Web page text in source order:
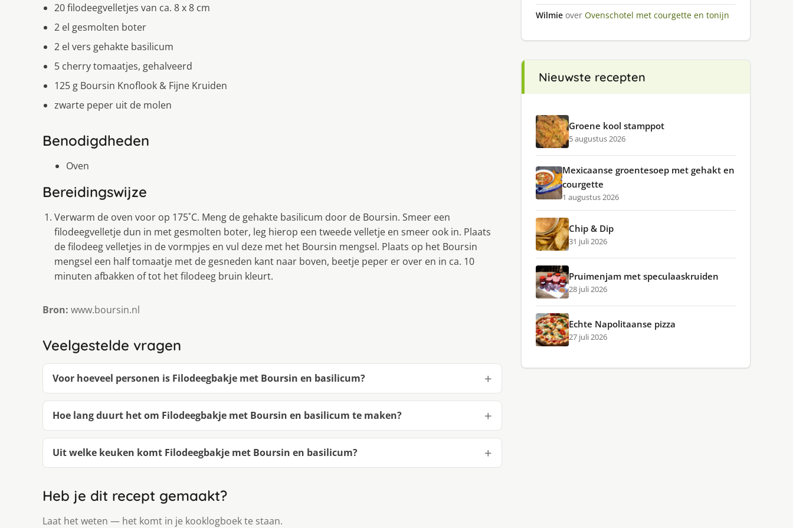
20 filodeegvelletjes van ca. 8 x 8 cm
2 el gesmolten boter
2 el vers gehakte basilicum
5 cherry tomaatjes, gehalveerd
125 g Boursin Knoflook & Fijne Kruiden
zwarte peper uit de molen
Benodigdheden
Oven
Bereidingswijze
Verwarm de oven voor op 175˚C. Meng de gehakte basilicum door de Boursin. Smeer een
filodeegvelletje dun in met gesmolten boter, leg hierop een tweede velletje en smeer ook in. Plaats
de filodeeg velletjes in de vormpjes en vul deze met het Boursin mengsel. Plaats op het Boursin
mengsel een half tomaatje met de gesneden kant naar boven, beetje peper er over en in ca. 10
minuten afbakken of tot het filodeeg bruin kleurt.
Bron: www.boursin.nl
Veelgestelde vragen
Voor hoeveel personen is Filodeegbakje met Boursin en basilicum?
Hoe lang duurt het om Filodeegbakje met Boursin en basilicum te maken?
Uit welke keuken komt Filodeegbakje met Boursin en basilicum?
Heb je dit recept gemaakt?
Laat het weten — het komt in je kooklogboek te staan.
Wilmie over Ovenschotel met courgette en tonijn
Nieuwste recepten
Groene kool stamppot
5 augustus 2026
Mexicaanse groentesoep met gehakt en
courgette
1 augustus 2026
Chip & Dip
31 juli 2026
Pruimenjam met speculaaskruiden
28 juli 2026
Echte Napolitaanse pizza
27 juli 2026